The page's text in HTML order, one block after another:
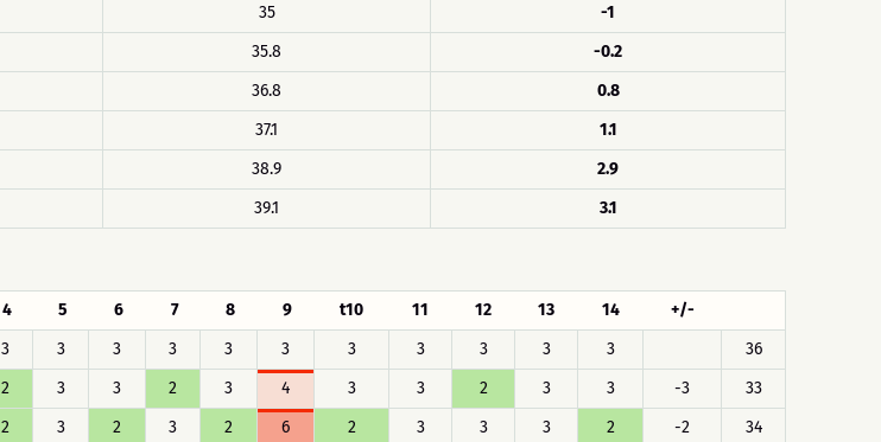
35
-1
35.8
-0.2
36.8
0.8
37.1
1.1
38.9
2.9
39.1 3.1
4 5 6 7 8 9 t10 11 12 13 14
+/-
3 3 3 3 3 3 3 3 3 3 3
36
2 3 3 2 3 4 3 3 2 3 3 -3
33
2 3 2 3 2 6 2 3 3 3 2 -2
34